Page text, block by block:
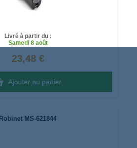
Livré à partir du :
Samedi8 août
23,48 €
Ajouter au panier
Robinet MS-621844